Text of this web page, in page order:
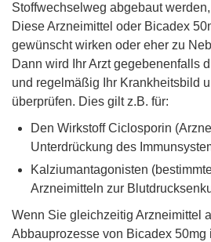
Stoffwechselweg abgebaut
Diese Arzneimittel oder Bicadex
gewünscht wirken oder eher zu
Dann wird Ihr Arzt gegebenenfalls
und regelmäßig Ihr Krankheitsbild
überprüfen. Dies gilt z.B. für:
Den Wirkstoff Ciclosporin
Unterdrückung des
Kalziumantagonisten
Arzneimitteln zur
Wenn Sie gleichzeitig Arzneimittel
Abbauprozesse von Bicadex 50mg